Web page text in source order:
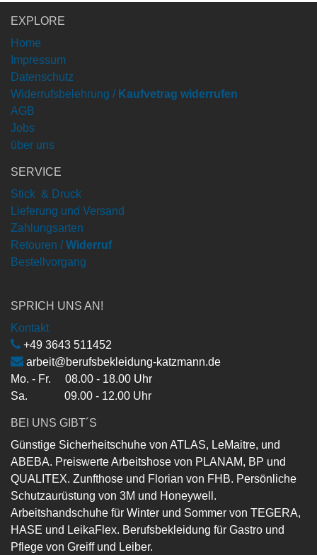
EXPLORE
Home
Impressum
Datenschutz
Widerrufsbelehrung / Kaufvetrag widerrufen
AGB
Jobs
über uns
SERVICE
Stick & Druck
Lieferung und Versand
Zahlungsarten
Retouren / Widerruf
Bestellvorgang
SPRICH UNS AN!
Kontakt
+49 3643 511452
arbeit@berufsbekleidung-katzmann.de
Mo. - Fr. 08.00 - 18.00 Uhr
Sa. 09.00 - 12.00 Uhr
BEI UNS GIBT´S
Günstige Sicherheitschuhe von ATLAS, LeMaitre, und
ABEBA. Preiswerte Arbeitshose von PLANAM, BP und
QUALITEX. Zunfthose und Florian von FHB. Persönliche
Schutzaurüstung von 3M und Honeywell.
Arbeitshandschuhe für Winter und Sommer von TEGERA,
HASE und LeikaFlex. Berufsbekleidung für Gastro und
Pflege von Greiff und Leiber.